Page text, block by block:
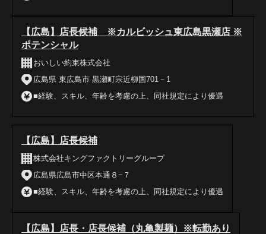
【広島】店長候補 ※カルビッシュ東広島黒瀬店 ※
ポテンシャル
おいしい約束株式会社
広島県 東広島市 黒瀬町宗近柳国701－1
■経験、スキル、年齢を考慮の上、同社規定により優遇
【広島】店長候補
株式会社キングファクトリーグループ
広島県広島市中区本通８−７
■経験、スキル、年齢を考慮の上、同社規定により優遇
【広島】店長・店長候補（丸亀製麺）※転勤あり